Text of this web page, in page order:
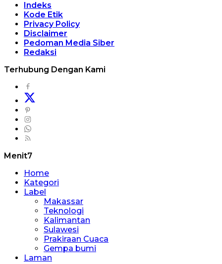
Indeks
Kode Etik
Privacy Policy
Disclaimer
Pedoman Media Siber
Redaksi
Terhubung Dengan Kami
Menit7
Home
Kategori
Label
Makassar
Teknologi
Kalimantan
Sulawesi
Prakiraan Cuaca
Gempa bumi
Laman